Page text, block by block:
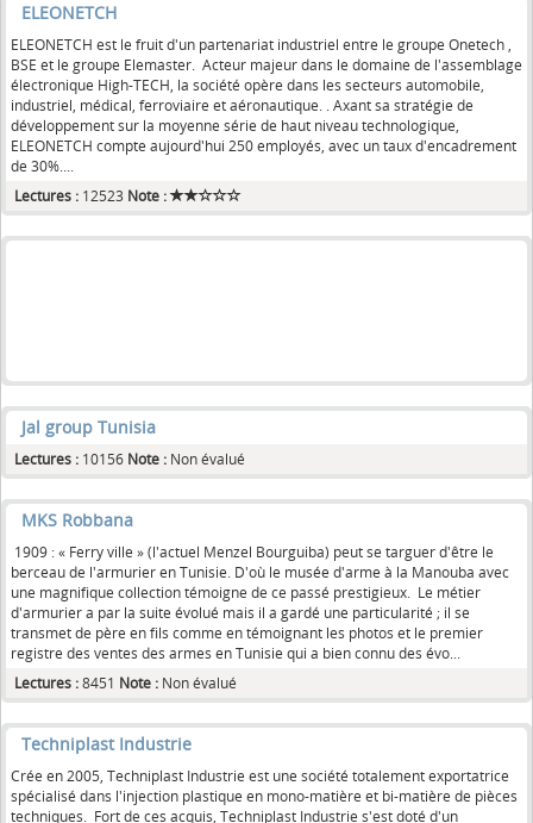
ELEONETCH
ELEONETCH est le fruit d'un partenariat industriel entre le groupe Onetech ,
BSE et le groupe Elemaster. Acteur majeur dans le domaine de l'assemblage
électronique High-TECH, la société opère dans les secteurs automobile,
industriel, médical, ferroviaire et aéronautique. . Axant sa stratégie de
développement sur la moyenne série de haut niveau technologique,
ELEONETCH compte aujourd'hui 250 employés, avec un taux d'encadrement
de 30%....
Lectures : 12523 Note :
Jal group Tunisia
Lectures : 10156 Note : Non évalué
MKS Robbana
1909 : « Ferry ville » (l'actuel Menzel Bourguiba) peut se targuer d'être le
berceau de l'armurier en Tunisie. D'où le musée d'arme à la Manouba avec
une magnifique collection témoigne de ce passé prestigieux. Le métier
d'armurier a par la suite évolué mais il a gardé une particularité ; il se
transmet de père en fils comme en témoignant les photos et le premier
registre des ventes des armes en Tunisie qui a bien connu des évo...
Lectures :8451 Note : Non évalué
Techniplast Industrie
Crée en 2005, Techniplast Industrie est une société totalement exportatrice
spécialisé dans l'injection plastique en mono-matière et bi-matière de pièces
techniques. Fort de ces acquis, Techniplast Industrie s'est doté d'un